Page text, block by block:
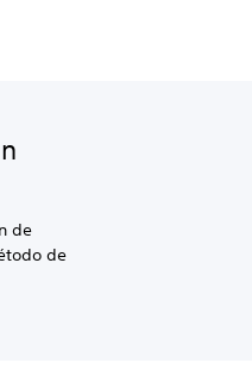
de
de